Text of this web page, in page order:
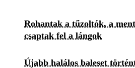
Rohantak a tűzoltók, a
csaptak fel a lángok
Újabb halálos baleset